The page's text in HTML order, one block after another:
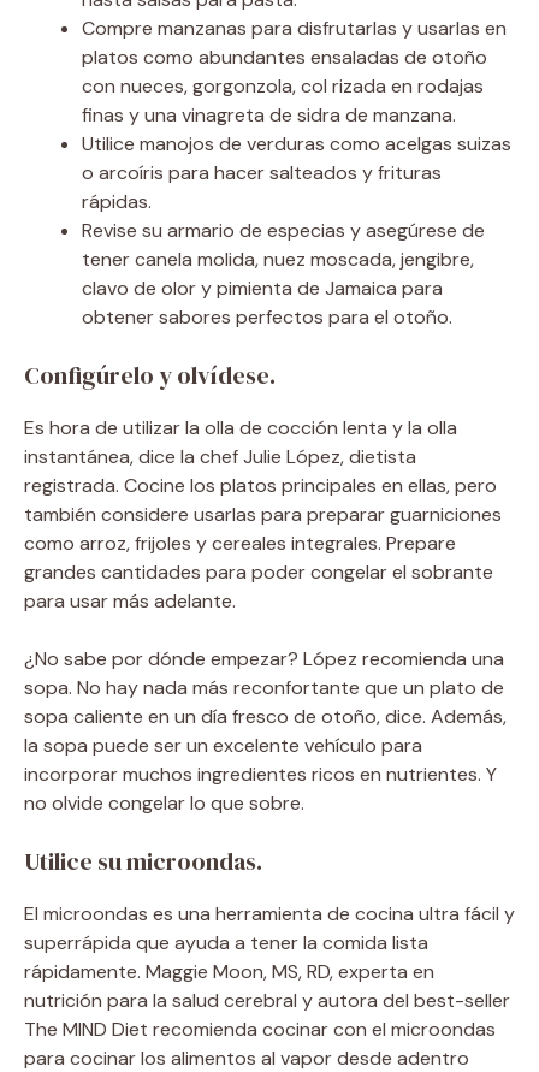
Compre manzanas para disfrutarlas y usarlas en
platos como abundantes ensaladas de otoño
con nueces, gorgonzola, col rizada en rodajas
finas y una vinagreta de sidra de manzana.
Utilice manojos de verduras como acelgas suizas
o arcoíris para hacer salteados y frituras
rápidas.
Revise su armario de especias y asegúrese de
tener canela molida, nuez moscada, jengibre,
clavo de olor y pimienta de Jamaica para
obtener sabores perfectos para el otoño.
Configúrelo y olvídese.
Es hora de utilizar la olla de cocción lenta y la olla
instantánea, dice la chef Julie López, dietista
registrada. Cocine los platos principales en ellas, pero
también considere usarlas para preparar guarniciones
como arroz, frijoles y cereales integrales. Prepare
grandes cantidades para poder congelar el sobrante
para usar más adelante.
¿No sabe por dónde empezar? López recomienda una
sopa. No hay nada más reconfortante que un plato de
sopa caliente en un día fresco de otoño, dice. Además,
la sopa puede ser un excelente vehículo para
incorporar muchos ingredientes ricos en nutrientes. Y
no olvide congelar lo que sobre.
Utilice su microondas.
El microondas es una herramienta de cocina ultra fácil y
superrápida que ayuda a tener la comida lista
rápidamente. Maggie Moon, MS, RD, experta en
nutrición para la salud cerebral y autora del best-seller
The MIND Diet recomienda cocinar con el microondas
para cocinar los alimentos al vapor desde adentro